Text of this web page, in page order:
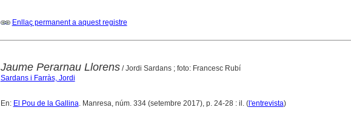
Enllaç permanent a aquest registre
Jaume Perarnau Llorens/ Jordi Sardans ; foto: Francesc Rubí
Sardans i Farràs, Jordi
En: El Pou de la Gallina . Manresa, núm. 334 (setembre 2017), p. 24-28 : il. (l'entrevista)